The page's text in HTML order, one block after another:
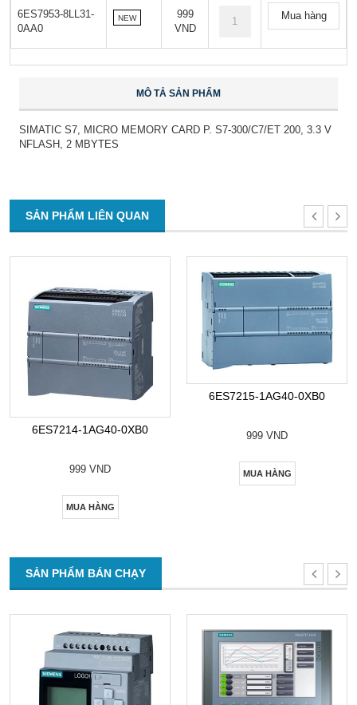
6ES7953-8LL31-
0AA0
NEW
999
VND
Mua hàng
MÔ TẢ SẢN PHẨM
SIMATIC S7, MICRO MEMORY CARD P. S7-300/C7/ET 200, 3.3 V
NFLASH, 2 MBYTES
SẢN PHẨM LIÊN QUAN
6ES7214-1AG40-0XB0
999 VND
MUA HÀNG
6ES7215-1AG40-0XB0
999 VND
MUA HÀNG
SẢN PHẨM BÁN CHẠY